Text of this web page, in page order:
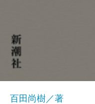
百田尚樹／著